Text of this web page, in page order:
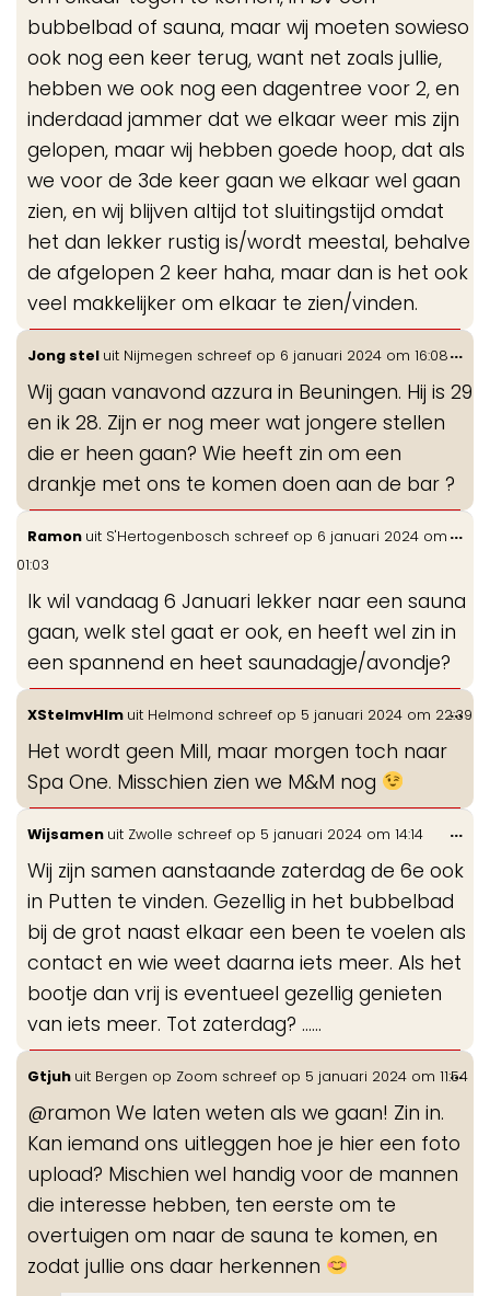
bubbelbad of sauna, maar wij moeten sowieso
ook nog een keer terug, want net zoals jullie,
hebben we ook nog een dagentree voor 2, en
inderdaad jammer dat we elkaar weer mis zijn
gelopen, maar wij hebben goede hoop, dat als
we voor de 3de keer gaan we elkaar wel gaan
zien, en wij blijven altijd tot sluitingstijd omdat
het dan lekker rustig is/wordt meestal, behalve
de afgelopen 2 keer haha, maar dan is het ook
veel makkelijker om elkaar te zien/vinden.
Jong stel uit Nijmegen schreef op 6 januari 2024 om 16:08
Wij gaan vanavond azzura in Beuningen. Hij is 29
en ik 28. Zijn er nog meer wat jongere stellen
die er heen gaan? Wie heeft zin om een
drankje met ons te komen doen aan de bar ?
...
Ramon uit S'Hertogenbosch schreef op 6 januari 2024 om
01:03
Ik wil vandaag 6 Januari lekker naar een sauna
gaan, welk stel gaat er ook, en heeft wel zin in
een spannend en heet saunadagje/avondje?
...
XStelmvHlm uit Helmond schreef op 5 januari 2024 om 22:39
Het wordt geen Mill, maar morgen toch naar
Spa One. Misschien zien we M&M nog
...
Wijsamen uit Zwolle schreef op 5 januari 2024 om 14:14
Wij zijn samen aanstaande zaterdag de 6e ook
in Putten te vinden. Gezellig in het bubbelbad
bij de grot naast elkaar een been te voelen als
contact en wie weet daarna iets meer. Als het
bootje dan vrij is eventueel gezellig genieten
van iets meer. Tot zaterdag? ……
...
Gtjuh uit Bergen op Zoom schreef op 5 januari 2024 om 11:54
@ramon We laten weten als we gaan! Zin in.
Kan iemand ons uitleggen hoe je hier een foto
upload? Mischien wel handig voor de mannen
die interesse hebben, ten eerste om te
overtuigen om naar de sauna te komen, en
zodat jullie ons daar herkennen
...